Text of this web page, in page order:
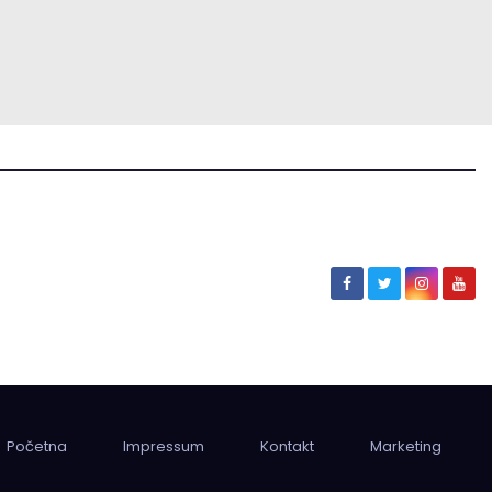
Početna Impressum Kontakt Marketing